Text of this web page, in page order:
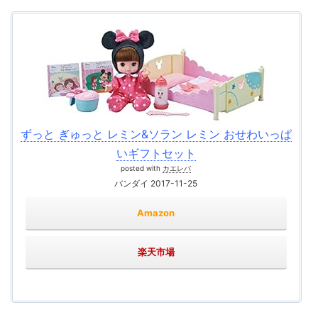
ずっと ぎゅっと レミン&ソラン レミン おせわいっぱ
いギフトセット
posted with カエレバ
バンダイ 2017-11-25
Amazon
楽天市場